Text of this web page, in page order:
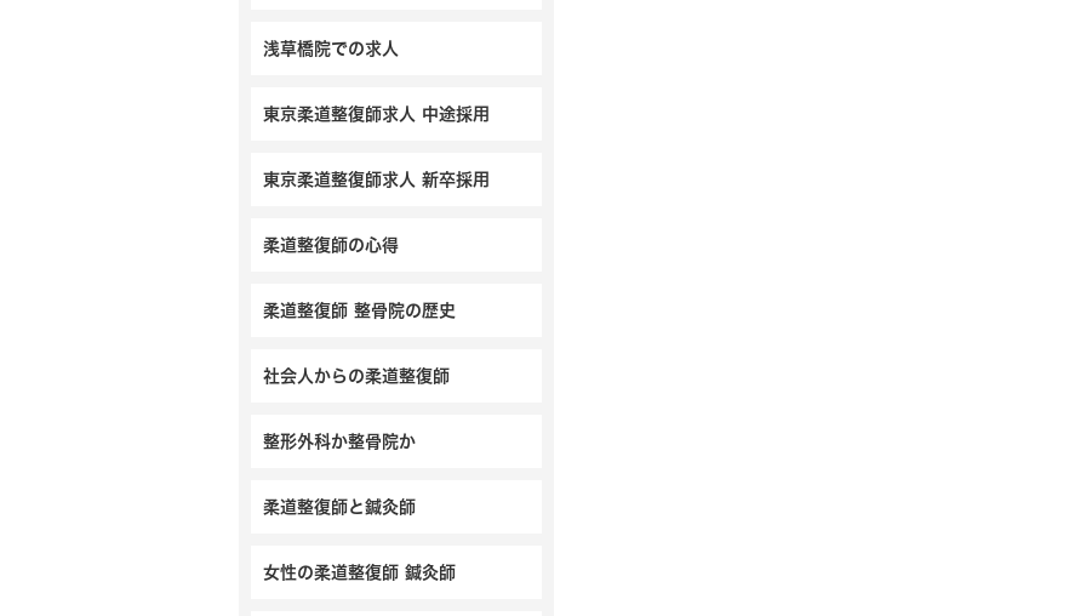
浅草橋院での求人
東京柔道整復師求人 中途採用
東京柔道整復師求人 新卒採用
柔道整復師の心得
柔道整復師 整骨院の歴史
社会人からの柔道整復師
整形外科か整骨院か
柔道整復師と鍼灸師
女性の柔道整復師 鍼灸師